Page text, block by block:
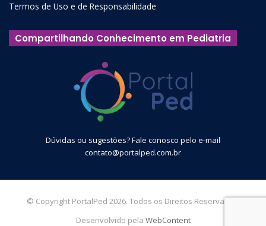
Termos de Uso e de Responsabilidade
Compartilhando Conhecimento em Pediatria
Dúvidas ou sugestões? Fale conosco pelo e-mail
contato@portalped.com.br
© Copyright PortalPed 2026. Todos os Direitos Reservados.
Desenvolvido pela WebContent